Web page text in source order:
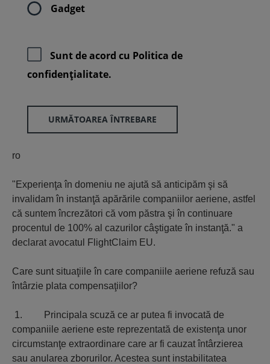
Gadget
Sunt de acord cu Politica de
confidenţialitate.
URMĂTOAREA ÎNTREBARE
ro
"Experienţa în domeniu ne ajută să anticipăm şi să
invalidam în instanţă apărările companiilor aeriene, astfel
că suntem încrezători că vom păstra şi în continuare
procentul de 100% al cazurilor câştigate în instanţă." a
declarat avocatul FlightClaim EU.
Care sunt situaţiile în care companiile aeriene refuză sau
întârzie plata compensaţiilor?
1. Principala scuză ce ar putea fi invocată de
companiile aeriene este reprezentată de existenţa unor
circumstanţe extraordinare care ar fi cauzat întârzierea
sau anularea zborurilor. Acestea sunt instabilitatea